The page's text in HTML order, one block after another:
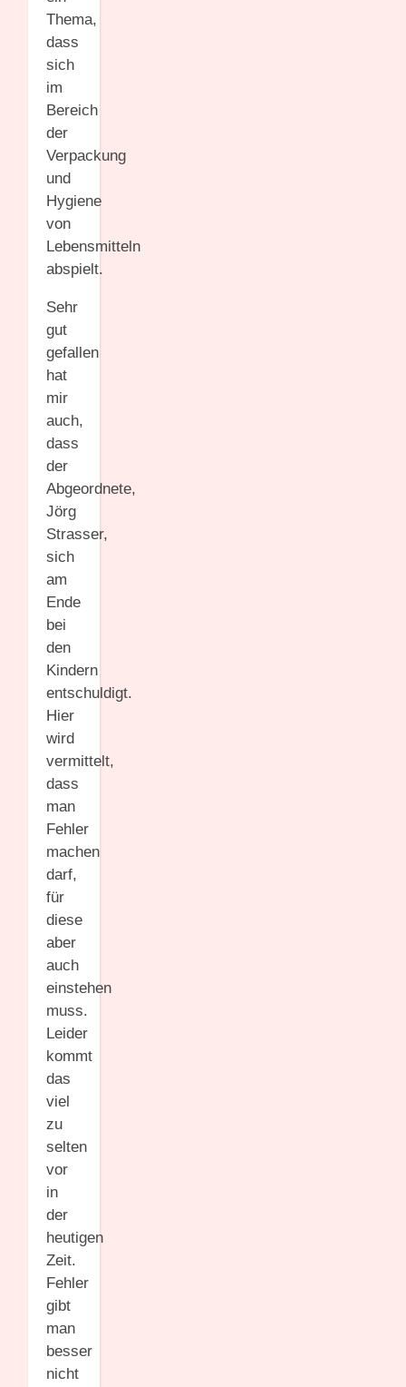
Thema,
dass
sich
im
Bereich
der
Verpackung
und
Hygiene
von
Lebensmitteln
abspielt.
Sehr
gut
gefallen
hat
mir
auch,
dass
der
Abgeordnete,
Jörg
Strasser,
sich
am
Ende
bei
den
Kindern
entschuldigt.
Hier
wird
vermittelt,
dass
man
Fehler
machen
darf,
für
diese
aber
auch
einstehen
muss.
Leider
kommt
das
viel
zu
selten
vor
in
der
heutigen
Zeit.
Fehler
gibt
man
besser
nicht